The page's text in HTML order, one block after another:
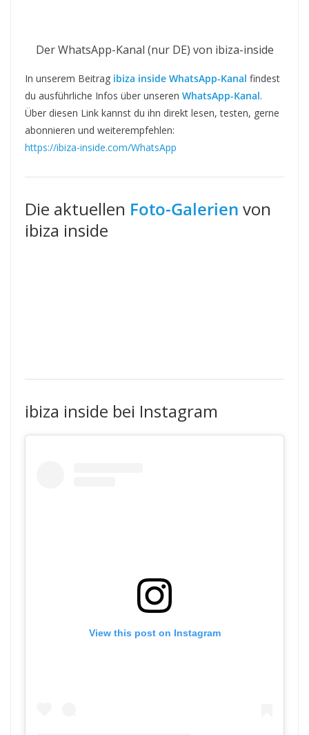
Der WhatsApp-Kanal (nur DE) von ibiza-inside
In unserem Beitrag ibiza inside WhatsApp-Kanal findest
du ausführliche Infos über unseren WhatsApp-Kanal.
Über diesen Link kannst du ihn direkt lesen, testen, gerne
abonnieren und weiterempfehlen:
https://ibiza-inside.com/WhatsApp
Die aktuellen Foto-Galerien von
ibiza inside
ibiza inside bei Instagram
View this post on Instagram